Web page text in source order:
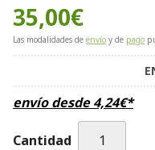
35,00€
Las modalidades de envío y de pago
envío desde4,24€*
Cantidad